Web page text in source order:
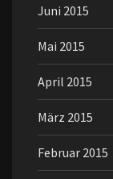
Juni 2015
Mai 2015
April 2015
März 2015
Februar 2015